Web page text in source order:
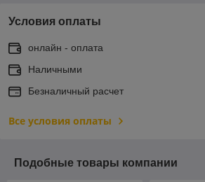
Условия оплаты
онлайн - оплата
Наличными
Безналичный расчет
Все условия оплаты
Подобные товары компании